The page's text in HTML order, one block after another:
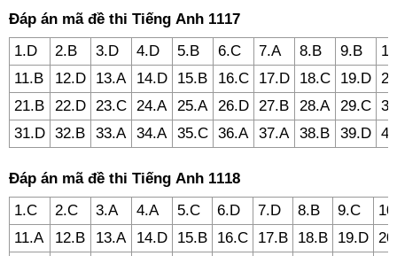
Đáp án mã đề thi Tiếng Anh 1117
1.D
2.B 3.D 4.D 5.B 6.C 7.A 8.B 9.B
11.B
12.D 13.A 14.D 15.B 16.C 17.D 18.C 19.D
21.B
22.D 23.C 24.A 25.A 26.D 27.B 28.A 29.C
31.D 32.B 33.A 34.A 35.C 36.A 37.A 38.B 39.D
Đáp án mã đề thi Tiếng Anh 1118
1.C
2.C 3.A 4.A 5.C 6.D 7.D 8.B 9.C
11.A
12.B 13.A 14.D 15.B 16.C 17.B 18.B 19.D